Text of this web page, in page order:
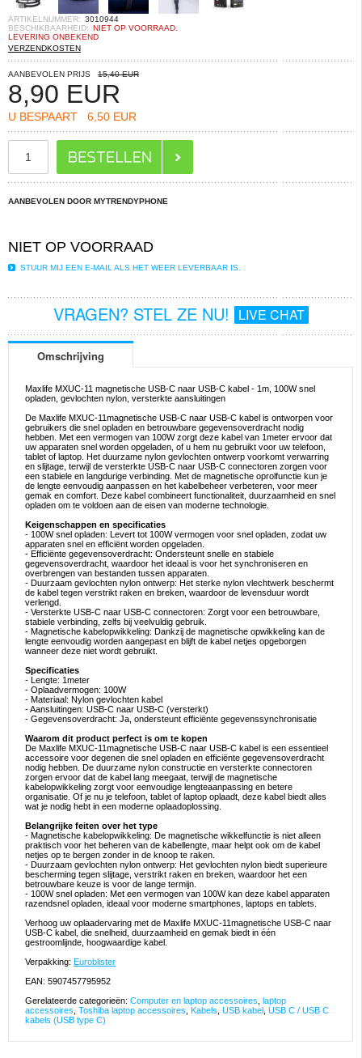
ARTIKELNUMMER: 3010944
BESCHIKBAARHEID: NIET OP VOORRAAD.
LEVERING ONBEKEND
VERZENDKOSTEN
AANBEVOLEN PRIJS 15,40 EUR
8,90 EUR
U BESPAART 6,50 EUR
AANBEVOLEN DOOR MYTRENDYPHONE
NIET OP VOORRAAD
STUUR MIJ EEN E-MAIL ALS HET WEER LEVERBAAR IS.
VRAGEN? STEL ZE NU! LIVE CHAT
Omschrijving
Maxlife MXUC-11 magnetische USB-C naar USB-C kabel - 1m, 100W snel
opladen, gevlochten nylon, versterkte aansluitingen
De Maxlife MXUC-11magnetische USB-C naar USB-C kabel is ontworpen voor
gebruikers die snel opladen en betrouwbare gegevensoverdracht nodig
hebben. Met een vermogen van 100W zorgt deze kabel van 1meter ervoor dat
uw apparaten snel worden opgeladen, of u hem nu gebruikt voor uw telefoon,
tablet of laptop. Het duurzame nylon gevlochten ontwerp voorkomt verwarring
en slijtage, terwijl de versterkte USB-C naar USB-C connectoren zorgen voor
een stabiele en langdurige verbinding. Met de magnetische oprolfunctie kun je
de lengte eenvoudig aanpassen en het kabelbeheer verbeteren, voor meer
gemak en comfort. Deze kabel combineert functionaliteit, duurzaamheid en snel
opladen om te voldoen aan de eisen van moderne technologie.
Keigenschappen en specificaties
- 100W snel opladen: Levert tot 100W vermogen voor snel opladen, zodat uw
apparaten snel en efficiënt worden opgeladen.
- Efficiënte gegevensoverdracht: Ondersteunt snelle en stabiele
gegevensoverdracht, waardoor het ideaal is voor het synchroniseren en
overbrengen van bestanden tussen apparaten.
- Duurzaam gevlochten nylon ontwerp: Het sterke nylon vlechtwerk beschermt
de kabel tegen verstrikt raken en breken, waardoor de levensduur wordt
verlengd.
- Versterkte USB-C naar USB-C connectoren: Zorgt voor een betrouwbare,
stabiele verbinding, zelfs bij veelvuldig gebruik.
- Magnetische kabelopwikkeling: Dankzij de magnetische opwikkeling kan de
lengte eenvoudig worden aangepast en blijft de kabel netjes opgeborgen
wanneer deze niet wordt gebruikt.
Specificaties
- Lengte: 1meter
- Oplaadvermogen: 100W
- Materiaal: Nylon gevlochten kabel
- Aansluitingen: USB-C naar USB-C (versterkt)
- Gegevensoverdracht: Ja, ondersteunt efficiënte gegevenssynchronisatie
Waarom dit product perfect is om te kopen
De Maxlife MXUC-11magnetische USB-C naar USB-C kabel is een essentieel
accessoire voor degenen die snel opladen en efficiënte gegevensoverdracht
nodig hebben. De duurzame nylon constructie en versterkte connectoren
zorgen ervoor dat de kabel lang meegaat, terwijl de magnetische
kabelopwikkeling zorgt voor eenvoudige lengteaanpassing en betere
organisatie. Of je nu je telefoon, tablet of laptop oplaadt, deze kabel biedt alles
wat je nodig hebt in een moderne oplaadoplossing.
Belangrijke feiten over het type
- Magnetische kabelopwikkeling: De magnetische wikkelfunctie is niet alleen
praktisch voor het beheren van de kabellengte, maar helpt ook om de kabel
netjes op te bergen zonder in de knoop te raken.
- Duurzaam gevlochten nylon ontwerp: Het gevlochten nylon biedt superieure
bescherming tegen slijtage, verstrikt raken en breken, waardoor het een
betrouwbare keuze is voor de lange termijn.
- 100W snel opladen: Met een vermogen van 100W kan deze kabel apparaten
razendsnel opladen, ideaal voor moderne smartphones, laptops en tablets.
Verhoog uw oplaadervaring met de Maxlife MXUC-11magnetische USB-C naar
USB-C kabel, die snelheid, duurzaamheid en gemak biedt in één
gestroomlijnde, hoogwaardige kabel.
Verpakking: Euroblister
EAN: 5907457795952
Gerelateerde categorieën: Computer en laptop accessoires
laptop
accessoires Toshiba laptop accessoires Kabels USB kabel
USB C / USB C
kabels (USB type C)